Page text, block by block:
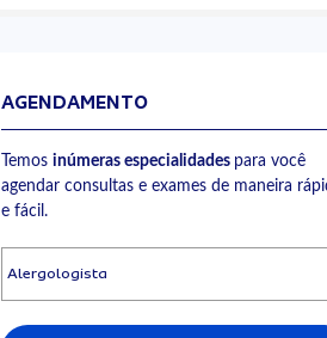
AGENDAMENTO
Temos inúmeras especialidades para você
agendar consultas e exames de maneira
e fácil.